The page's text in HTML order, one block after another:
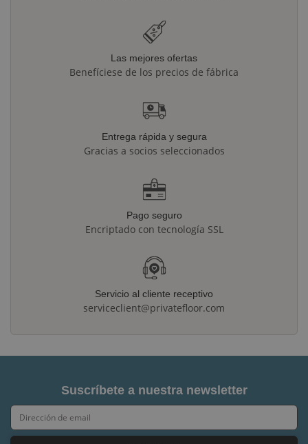
Las mejores ofertas
Benefíciese de los precios de fábrica
Entrega rápida y segura
Gracias a socios seleccionados
Pago seguro
Encriptado con tecnología SSL
Servicio al cliente receptivo
serviceclient@privatefloor.com
Suscríbete a nuestra newsletter